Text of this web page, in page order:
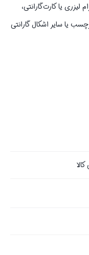
یا کارت‌گارانتی،
یا سایر اشکال گارانتی